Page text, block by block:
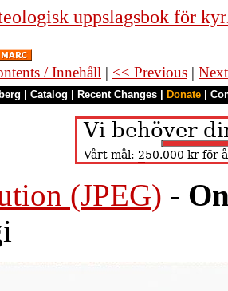
uppslagsbok för
/ Innehåll | << Previous |
Catalog Recent Changes Donate
(JPEG) -